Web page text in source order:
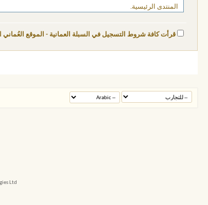
المنتدى الرئيسية.
العمانية - الموقع العُماني الأول أي مسؤولية عن مضامين
قرأت كافة شروط التسجيل في السبلة العمانية - الموقع العُماني
Ltd.